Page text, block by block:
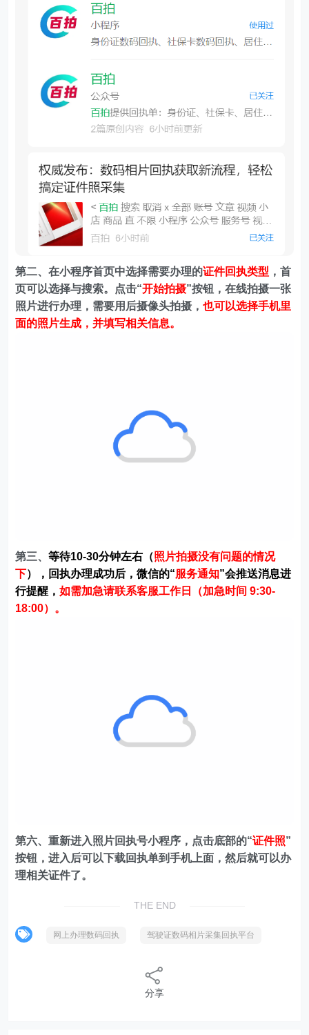
第二、在小程序首页中选择需要办理的证件回执类型 ，首
页可以选择与搜索。
点击“开始拍摄”按钮，在线拍摄一张
照片进行办理，需要用后摄像头拍摄，也可以选择手机里
面的照片生成，并填写相关信息。
第三、等待10-30分钟左右（照片拍摄没有问题的情况
下），回执办理成功后，微信的“服务通知”会推送消息进
行提醒，如需加急请联系客服工作日（加急时间 9:30-
18:00）。
第六、重新进入照片回执号小程序，点击底部的“证件照”
按钮，进入后可以下载回执单到手机上面，然后就可以办
理相关证件了。
THE END
网上办理数码回执 驾驶证数码相片采集回执平台
分享